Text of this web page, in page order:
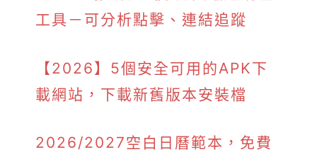
工具－可分析點擊、連結追蹤
【2026】5個安全可用的APK下
載網站，下載新舊版本安裝檔
2026/2027空白日曆範本，免費